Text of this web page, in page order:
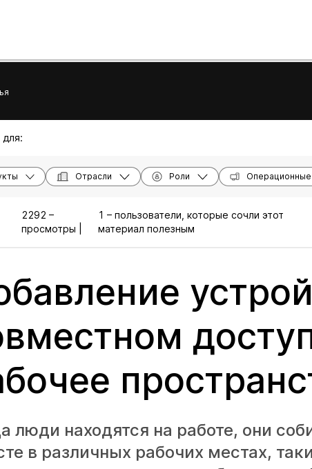
для:
Отрасли Роли
2292 –
просмотры |
1 – пользователи, которые сочли этот
материал полезным
люди находятся на работе, они
в различных рабочих местах,